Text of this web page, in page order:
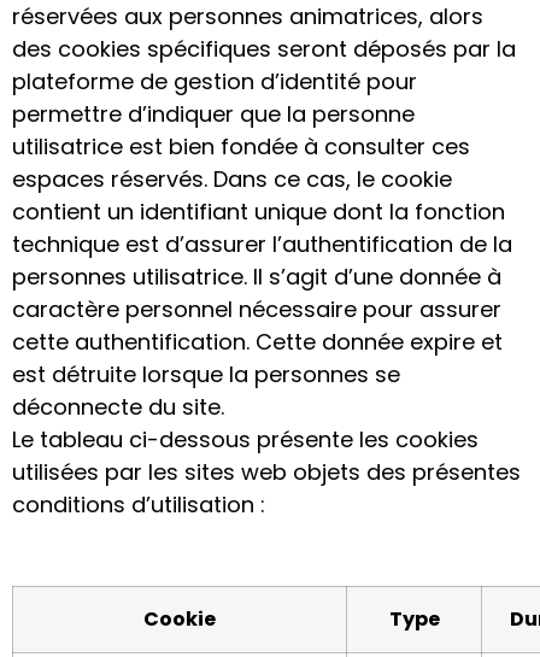
réservées aux personnes animatrices, alors
des cookies spécifiques seront déposés par la
plateforme de gestion d’identité pour
permettre d’indiquer que la personne
utilisatrice est bien fondée à consulter ces
espaces réservés. Dans ce cas, le cookie
contient un identifiant unique dont la fonction
technique est d’assurer l’authentification de la
personnes utilisatrice. Il s’agit d’une donnée à
caractère personnel nécessaire pour assurer
cette authentification. Cette donnée expire et
est détruite lorsque la personnes se
déconnecte du site.
Le tableau ci-dessous présente les cookies
utilisées par les sites web objets des présentes
conditions d’utilisation :
Cookie Type